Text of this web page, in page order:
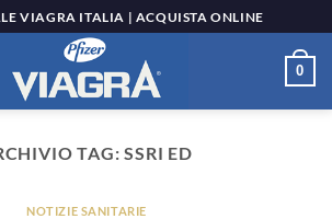
VIAGRA ITALIA | ACQUISTA ONLINE
0
TAG:SSRI ED
NOTIZIE SANITARIE